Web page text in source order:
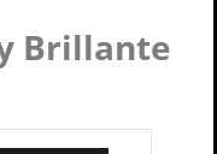
Brillante